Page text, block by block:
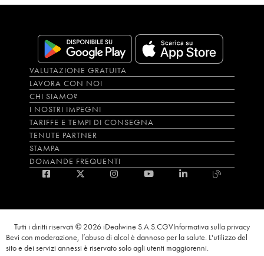
VALUTAZIONE GRATUITA
LAVORA CON NOI
CHI SIAMO?
I NOSTRI IMPEGNI
TARIFFE E TEMPI DI CONSEGNA
TENUTE PARTNER
STAMPA
DOMANDE FREQUENTI
Tutti i diritti riservati © 2026 iDealwine S.A.S.CGVInformativa sulla privacy
Bevi con moderazione, l’abuso di alcol è dannoso per la salute. L'utilizzo del
sito e dei servizi annessi è riservato solo agli utenti maggiorenni.